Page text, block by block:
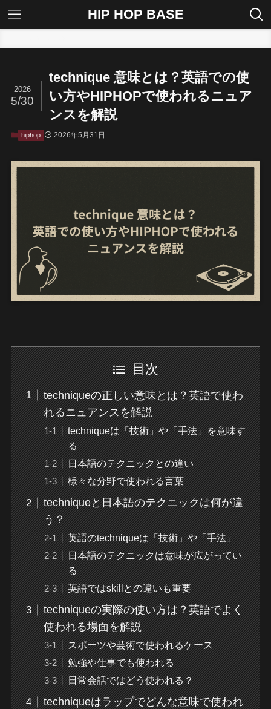
HIP HOP BASE
technique 意味とは？英語での使
い方やHIPHOPで使われるニュア
ンスを解説
2026
5/30
hiphop 2026年5月31日
目次
techniqueの正しい意味とは？英語で使わ
れるニュアンスを解説
techniqueは「技術」や「手法」を意味す
る
日本語のテクニックとの違い
様々な分野で使われる言葉
techniqueと日本語のテクニックは何が違
う？
英語のtechniqueは「技術」や「手法」
日本語のテクニックは意味が広がってい
る
英語ではskillとの違いも重要
techniqueの実際の使い方は？英語でよく
使われる場面を解説
スポーツや芸術で使われるケース
勉強や仕事でも使われる
日常会話ではどう使われる？
techniqueはラップでどんな意味で使われ